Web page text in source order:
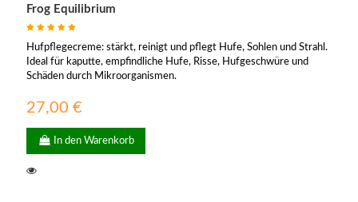
Frog Equilibrium
Hufpflegecreme: stärkt, reinigt und pflegt Hufe, Sohlen und Strahl.
Ideal für kaputte, empfindliche Hufe, Risse, Hufgeschwüre und
Schäden durch Mikroorganismen.
27,00 €
In den Warenkorb